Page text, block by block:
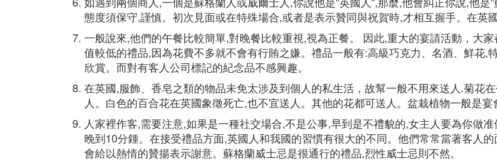
態度須保守,謹慎。初次見面或在特殊場合,或者是表示贊同與祝賀時,才相互握手。在英
一般說來,他們的午餐比較簡單,對晚餐比較重視,視為正餐。 因此,重大的宴請活動，大
值較低的禮品,因為花費不多就不會有行賄之嫌。禮品一般有:高級巧克力、名酒、鮮花,
欣賞。而對有客人公司標記的紀念品不感興趣。
在英國,服飾、香皂之類的物品未免太涉及到個人的私生活，故幫一般不用來送人.菊花
人。白色的百合花在英國象徵死亡,也不宜送人。其他的花都可送人。盆栽植物一般是宴
人家裡作客,需要注意,如果是一種社交場合,不是公事,早到是不禮貌的,女主人要為你做
晚到10分鍾。在接受禮品方面,英國人和我國的習慣有很大的不同。他們常常當著客人
會給以熱情的贊揚表示謝意。蘇格蘭威士忌是很通行的禮品,烈性威士忌則不然。